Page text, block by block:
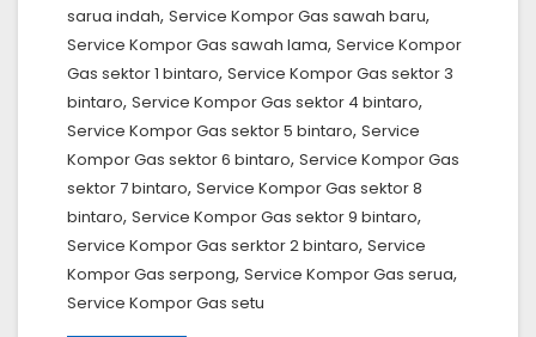
sarua indah, Service Kompor Gas sawah baru,
Service Kompor Gas sawah lama, Service Kompor
Gas sektor 1 bintaro, Service Kompor Gas sektor 3
bintaro, Service Kompor Gas sektor 4 bintaro,
Service Kompor Gas sektor 5 bintaro, Service
Kompor Gas sektor 6 bintaro, Service Kompor Gas
sektor 7 bintaro, Service Kompor Gas sektor 8
bintaro, Service Kompor Gas sektor 9 bintaro,
Service Kompor Gas serktor 2 bintaro, Service
Kompor Gas serpong, Service Kompor Gas serua,
Service Kompor Gas setu